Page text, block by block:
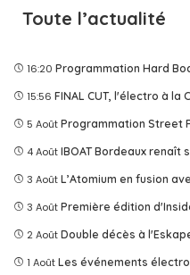
Toute l’actualité
16:20 Programmation Hard
15:56 FINAL CUT, l'électro à la
5 Août Programmation Street
4 Août IBOAT Bordeaux renaît
3 Août L’Atomium en fusion
3 Août Première édition
2 Août Double décès à
1 Août Les événements